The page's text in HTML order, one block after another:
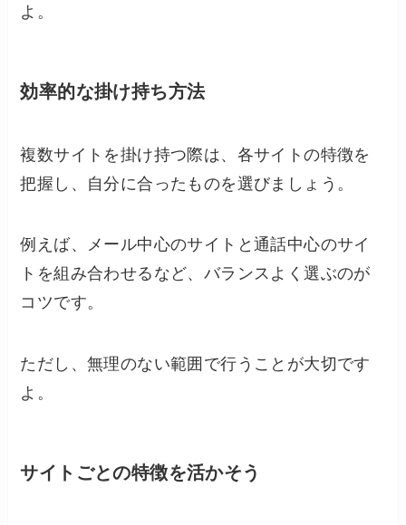
よ。
効率的な掛け持ち方法
複数サイトを掛け持つ際は、各サイトの特徴を
把握し、自分に合ったものを選びましょう。
例えば、メール中心のサイトと通話中心のサイ
トを組み合わせるなど、バランスよく選ぶのが
コツです。
ただし、無理のない範囲で行うことが大切です
よ。
サイトごとの特徴を活かそう